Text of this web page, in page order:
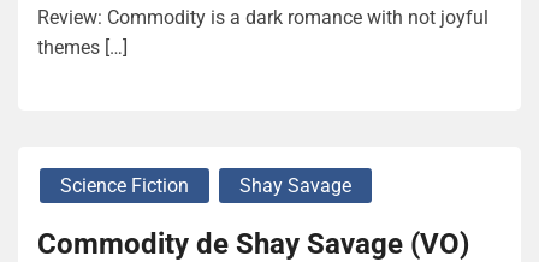
Review: Commodity is a dark romance with not joyful
themes […]
Science Fiction Shay Savage
Commodity de Shay Savage (VO)